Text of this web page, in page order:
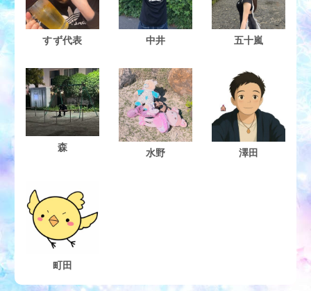
すず代表 中井 五十嵐
森 水野 澤田
町田